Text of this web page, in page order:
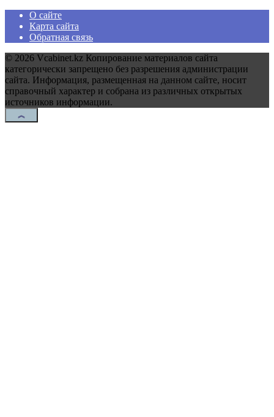
О сайте
Карта сайта
Обратная связь
© 2026 Vcabinet.kz Копирование материалов сайта
категорически запрещено без разрешения администрации
сайта. Информация, размещенная на данном сайте, носит
справочный характер и собрана из различных открытых
источников информации.